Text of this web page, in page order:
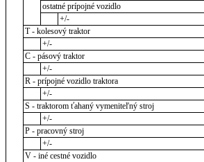
ostatné prípojné vozidlo
+/-
T - kolesový traktor
+/-
C - pásový traktor
+/-
R - prípojné vozidlo traktora
+/-
S - traktorom ťahaný vymeniteľný stroj
+/-
P - pracovný stroj
+/-
V - iné cestné vozidlo